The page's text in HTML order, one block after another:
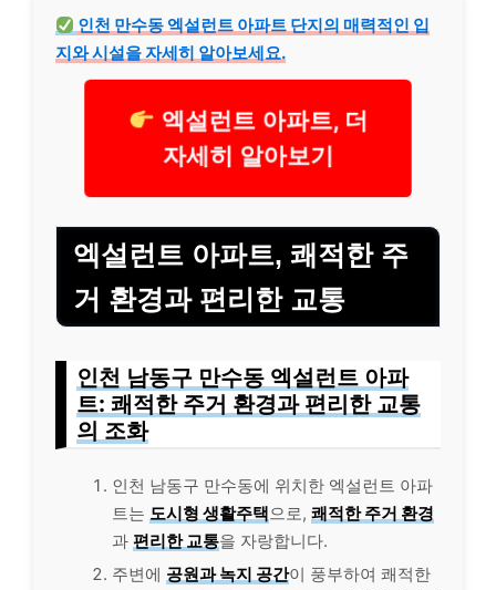
인천 만수동 엑설런트 아파트 단지의 매력적인 입
지와 시설을 자세히 알아보세요.
엑설런트 아파트, 더
자세히 알아보기
엑설런트 아파트, 쾌적한 주
거 환경과 편리한 교통
인천 남동구 만수동 엑설런트 아파
트: 쾌적한 주거 환경과 편리한 교통
의 조화
인천 남동구 만수동에 위치한 엑설런트 아파
트는 도시형 생활주택으로, 쾌적한 주거 환경
과 편리한 교통을 자랑합니다.
주변에 공원과 녹지 공간이 풍부하여 쾌적한